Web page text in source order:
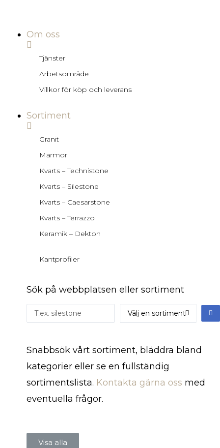
Om oss
Tjänster
Arbetsområde
Villkor för köp och leverans
Sortiment
Granit
Marmor
Kvarts – Technistone
Kvarts – Silestone
Kvarts – Caesarstone
Kvarts – Terrazzo
Keramik – Dekton
Kantprofiler
Sök på webbplatsen eller sortiment
Snabbsök vårt sortiment, bläddra bland
kategorier eller se en fullständig
sortimentslista. Kontakta gärna oss med
eventuella frågor.
Visa alla